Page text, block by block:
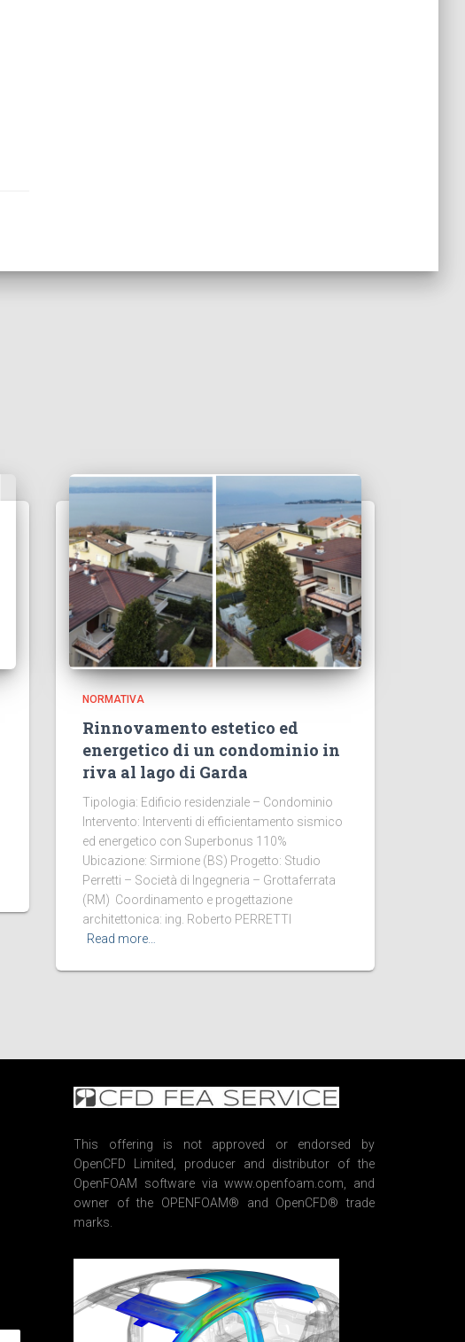
NORMATIVA
Rinnovamento estetico ed
energetico di un condominio in
riva al lago di Garda
Tipologia: Edificio residenziale – Condominio
Intervento: Interventi di efficientamento sismico
ed energetico con Superbonus 110%
Ubicazione: Sirmione (BS) Progetto: Studio
Perretti – Società di Ingegneria – Grottaferrata
(RM) Coordinamento e progettazione
architettonica: ing. Roberto PERRETTI
Read more…
This offering is not approved or endorsed by
OpenCFD Limited, producer and distributor of the
OpenFOAM software via www.openfoam.com, and
owner of the OPENFOAM® and OpenCFD® trade
marks.